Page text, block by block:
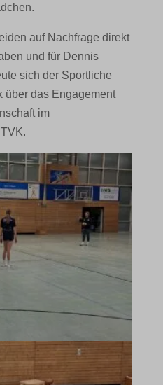
auf Nachfrage direkt
und für Dennis
sich der Sportliche
über das Engagement
im